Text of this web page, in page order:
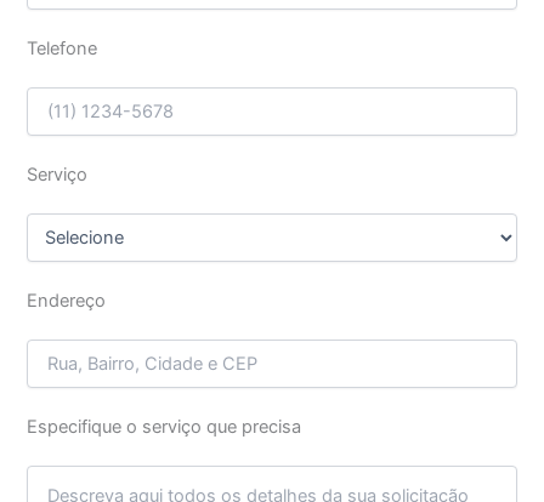
Telefone
Serviço
Endereço
Especifique o serviço que precisa